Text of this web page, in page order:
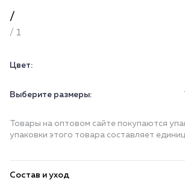
/
/ 1
Цвет:
Выберите размеры:
Товары на оптовом сайте покупаются
упаковки этого товара составляет единиц
Состав и уход